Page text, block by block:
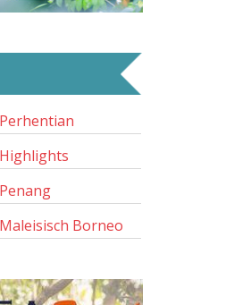
Perhentian
Highlights
Penang
Maleisisch Borneo